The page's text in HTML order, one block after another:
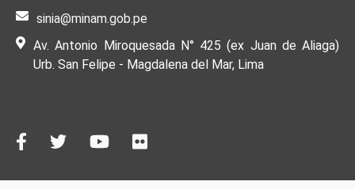
sinia@minam.gob.pe
Av. Antonio Miroquesada N° 425 (ex Juan de Aliaga)
Urb. San Felipe - Magdalena del Mar, Lima